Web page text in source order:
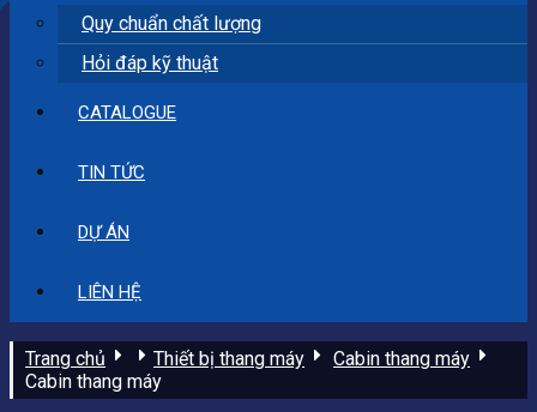
Quy chuẩn chất lượng
Hỏi đáp kỹ thuật
CATALOGUE
TIN TỨC
DỰ ÁN
LIÊN HỆ
Trang chủ Thiết bị thang máy
Cabin thang máy
Cabin thang máy